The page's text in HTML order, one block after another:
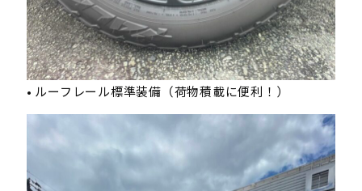
• ルーフレール標準装備（荷物積載に便利！）